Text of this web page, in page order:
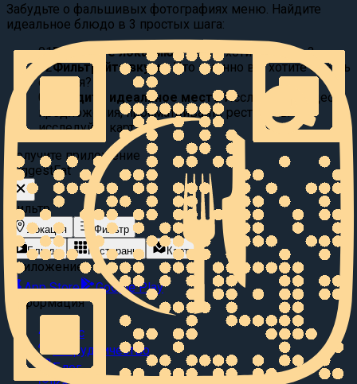
Забудьте о фальшивых фотографиях меню. Найдите
идеальное блюдо в 3 простых шага:
01Выберите локацию:
Где вы хотите поесть?
02Фильтруйте вкусы: Что именно вы хотите съесть
сегодня?
03
Найдите идеальное место Исследуйте видео
предложения, просматривайте рестораны или
исследуйте карту.
Получите приложение
SuggestEat
Фильтр
Локация
Фильтр
Блюда
Рестораны Карта
Приложение
App Store
Google Play
Информация
О нас
Сотрудничество
Блог